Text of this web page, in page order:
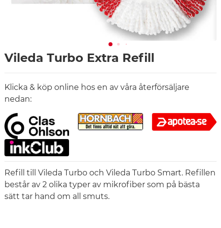
Vileda Turbo Extra Refill
Klicka & köp online hos en av våra återförsäljare
nedan:
Refill till Vileda Turbo och Vileda Turbo Smart. Refillen
består av 2 olika typer av mikrofiber som på bästa
sätt tar hand om all smuts.